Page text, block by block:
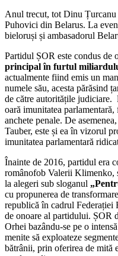
Anul trecut, tot Dinu
Puhovici din Belarus. La
bieloruși și ambasadorul
Partidul ȘOR este condus de
principal în furtul
actualmente fiind emis un
numele său, acesta părăsind
de către autoritățile
oară imunitatea
anchete penale. De
Tauber, este și ea în vizorul
imunitatea parlamentară
Înainte de 2016, partidul era
românofob Valerii Klimenko,
la alegeri sub sloganul
cu propunerea de
republică în cadrul Federației
de onoare al partidului. ȘOR
Orhei bazându-se pe o
menite să exploateze
bătrânii, prin oferirea de mită